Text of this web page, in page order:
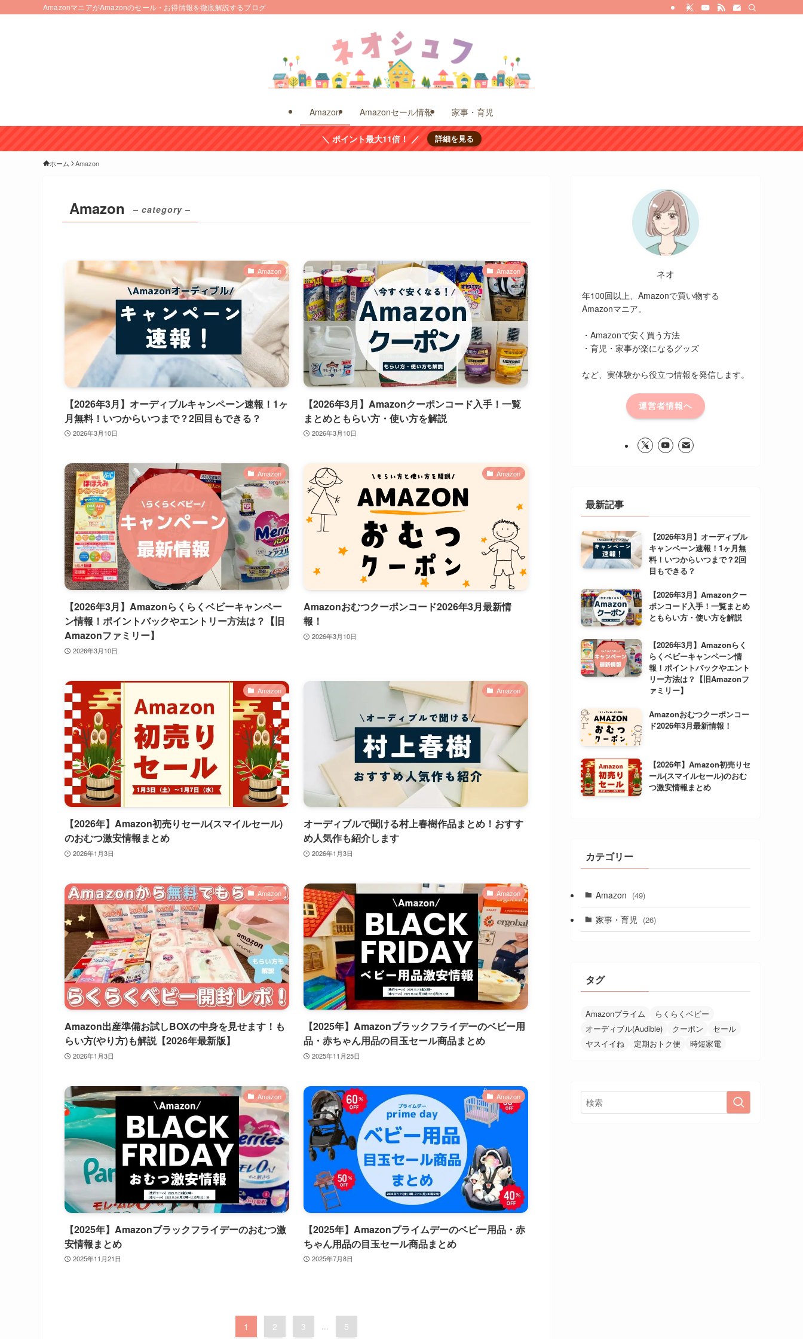
AmazonマニアがAmazonのセール・お得情報を徹底解説するブログ
Amazon Amazonセール情報 家事・育児
＼ ポイント最大11倍！ ／ 詳細を見る
ホーム Amazon
Amazon – category –
Amazon
【2026年3月】オーディブルキャンペーン速報！1ヶ
月無料！いつからいつまで？2回目もできる？
2026年3月10日
Amazon
【2026年3月】Amazonクーポンコード入手！一覧
まとめともらい方・使い方を解説
2026年3月10日
Amazon
【2026年3月】Amazonらくらくベビーキャンペー
ン情報！ポイントバックやエントリー方法は？【旧
Amazonファミリー】
2026年3月10日
Amazon
Amazonおむつクーポンコード2026年3月最新情
報！
2026年3月10日
Amazon
【2026年】Amazon初売りセール(スマイルセール)
のおむつ激安情報まとめ
2026年1月3日
Amazon
オーディブルで聞ける村上春樹作品まとめ！おすす
め人気作も紹介します
2026年1月3日
Amazon
Amazon出産準備お試しBOXの中身を見せます！も
らい方(やり方)も解説【2026年最新版】
2026年1月3日
Amazon
【2025年】Amazonブラックフライデーのベビー用
品・赤ちゃん用品の目玉セール商品まとめ
2025年11月25日
Amazon
【2025年】Amazonブラックフライデーのおむつ激
安情報まとめ
2025年11月21日
Amazon
【2025年】Amazonプライムデーのベビー用品・赤
ちゃん用品の目玉セール商品まとめ
2025年7月8日
1 2 3 ... 5
ネオ
年100回以上、Amazonで買い物する
Amazonマニア。
・Amazonで安く買う方法
・育児・家事が楽になるグッズ
など、実体験から役立つ情報を発信します。
運営者情報へ
最新記事
【2026年3月】オーディブル
キャンペーン速報！1ヶ月無
料！いつからいつまで？2回
目もできる？
【2026年3月】Amazonクー
ポンコード入手！一覧まとめ
ともらい方・使い方を解説
【2026年3月】Amazonらく
らくベビーキャンペーン情
報！ポイントバックやエント
リー方法は？【旧Amazonフ
ァミリー】
Amazonおむつクーポンコー
ド2026年3月最新情報！
【2026年】Amazon初売りセ
ール(スマイルセール)のおむ
つ激安情報まとめ
カテゴリー
Amazon (49)
家事・育児 (26)
タグ
Amazonプライム
らくらくベビー
オーディブル(Audible)
クーポン
セール
ヤスイイね
定期おトク便 時短家電